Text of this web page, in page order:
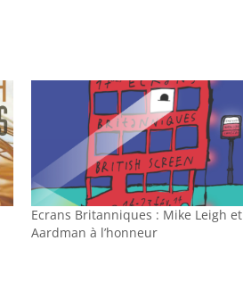
Ecrans Britanniques : Mike Leigh et
Aardman à l’honneur